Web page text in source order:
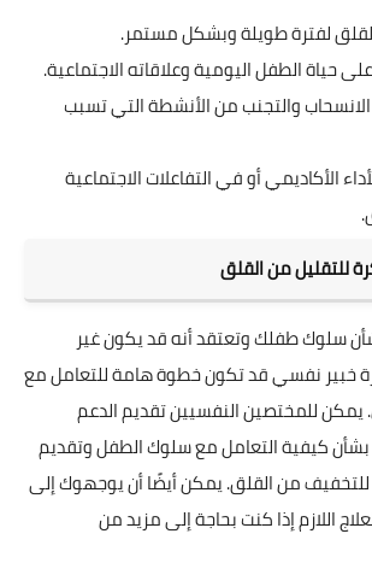
لفترة طويلة وبشكل مستمر.
حياة الطفل اليومية وعلاقاته الاجتماعية.
والتجنب من الأنشطة التي تسبب
الأكاديمي أو في التفاعلات الاجتماعية
للتقليل من القلق
سلوك طفلك وتعتقد أنه قد يكون غير
خبير نفسي قد تكون خطوة هامة للتعامل مع
للمختصين النفسيين تقديم الدعم
بشأن كيفية التعامل مع سلوك الطفل وتقديم
للتخفيف من القلق. يمكن أيضًا أن يوجهوك إلى
اللازم إذا كنت بحاجة إلى مزيد من